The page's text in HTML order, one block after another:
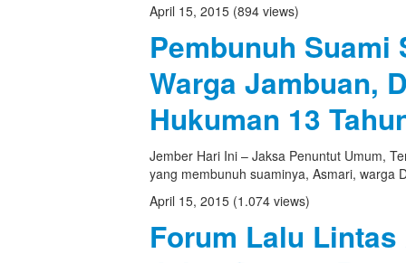
April 15, 2015(894 views)
Pembunuh Suami
Warga Jambuan,
Hukuman 13
Jember Hari Ini – Jaksa Penuntut Umum,
yang membunuh suaminya, Asmari, warga
April 15, 2015(1.074 views)
Forum Lalu